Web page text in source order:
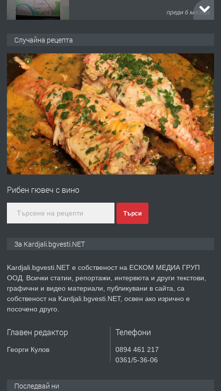
преди 6 месеца
преди 7 месеца
ПРЕДЛАГА
Гараж под наем в супер център
Кърджали
преди 10 месеца
ПРЕДЛАГА
№3972 Парцел в регулация на брега
село Гняздово.
„Електротехник”/”Електромонтьор”
обучение
преди 1 година
ПРЕДЛАГА
Курсове-
Случайна рецепта
Рибен гювеч с вино
Търси
За Kardjali.bgvesti.NET
Kardjali.bgvesti.NET е собственост на ЕСКОМ МЕДИА ГРУП
ООД. Всички статии, репортажи, интервюта и други текстови,
графични и видео материали, публикувани в сайта, са
собственост на Kardjali.bgvesti.NET, освен ако изрично е
посочено друго.
Главен редактор
Георги Кулов
Телефони
0894 461 217
0361/5-36-06
Последвай ни